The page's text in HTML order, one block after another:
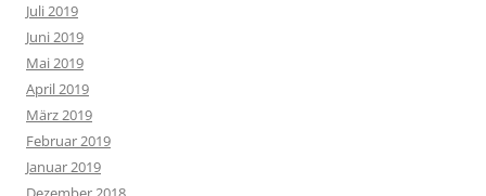
Juli 2019
Juni 2019
Mai 2019
April 2019
März 2019
Februar 2019
Januar 2019